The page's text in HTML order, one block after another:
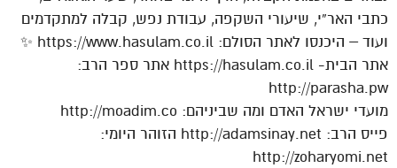
כתבי האר”י, שיעורי השקפה, עבודת נפש, קבלה למתקדמים
ועוד – היכנסו לאתר הסולם: https://www.hasulam.co.il ✨
אתר הבית- https://hasulam.co.il אתר ספר הרב:
http://parasha.pw
מועדי ישראל האדם ומה שביניהם: http://moadim.co
פייס הרב: http://adamsinay.net הזוהר היומי:
http://zoharyomi.net